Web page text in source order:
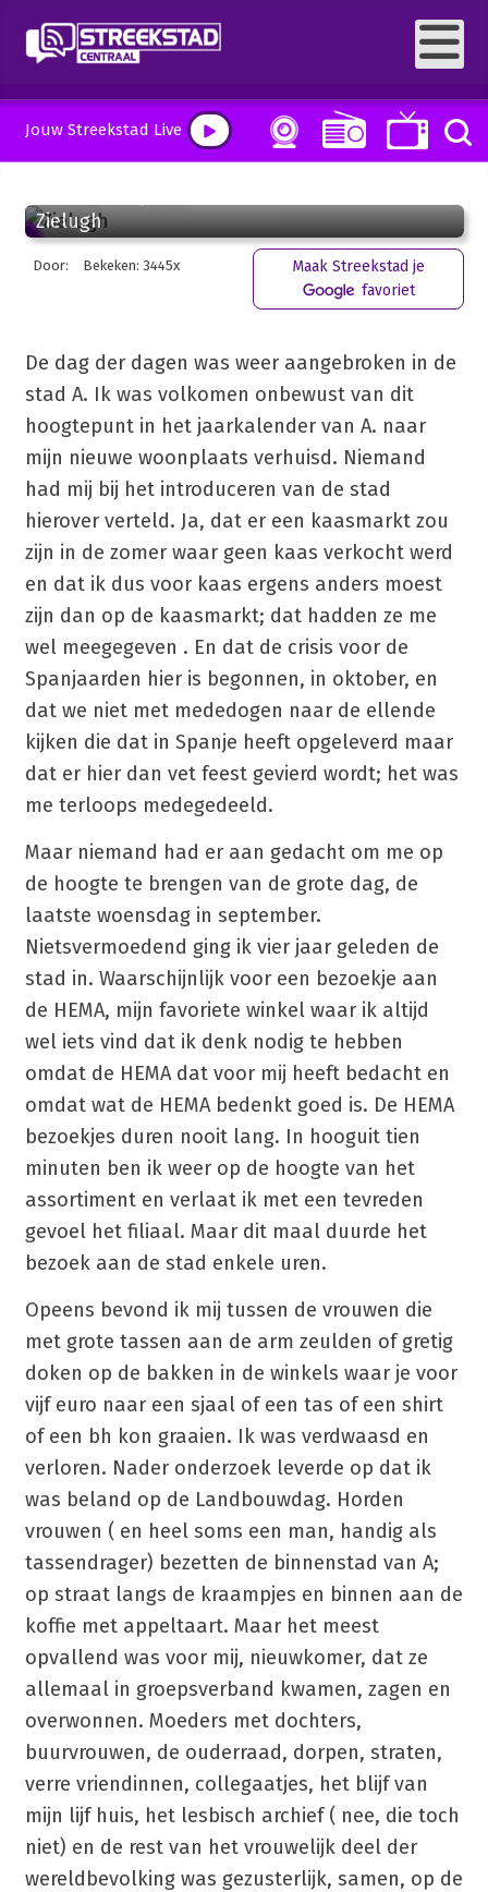
Jouw Streekstad Live
Zielugh
Door: Bekeken: 3445x
Maak Streekstad je
favoriet
De dag der dagen was weer aangebroken in de
stad A. Ik was volkomen onbewust van dit
hoogtepunt in het jaarkalender van A. naar
mijn nieuwe woonplaats verhuisd. Niemand
had mij bij het introduceren van de stad
hierover verteld. Ja, dat er een kaasmarkt zou
zijn in de zomer waar geen kaas verkocht werd
en dat ik dus voor kaas ergens anders moest
zijn dan op de kaasmarkt; dat hadden ze me
wel meegegeven . En dat de crisis voor de
Spanjaarden hier is begonnen, in oktober, en
dat we niet met mededogen naar de ellende
kijken die dat in Spanje heeft opgeleverd maar
dat er hier dan vet feest gevierd wordt; het was
me terloops medegedeeld.
Maar niemand had er aan gedacht om me op
de hoogte te brengen van de grote dag, de
laatste woensdag in september.
Nietsvermoedend ging ik vier jaar geleden de
stad in. Waarschijnlijk voor een bezoekje aan
de HEMA, mijn favoriete winkel waar ik altijd
wel iets vind dat ik denk nodig te hebben
omdat de HEMA dat voor mij heeft bedacht en
omdat wat de HEMA bedenkt goed is. De HEMA
bezoekjes duren nooit lang. In hooguit tien
minuten ben ik weer op de hoogte van het
assortiment en verlaat ik met een tevreden
gevoel het filiaal. Maar dit maal duurde het
bezoek aan de stad enkele uren.
Opeens bevond ik mij tussen de vrouwen die
met grote tassen aan de arm zeulden of gretig
doken op de bakken in de winkels waar je voor
vijf euro naar een sjaal of een tas of een shirt
of een bh kon graaien. Ik was verdwaasd en
verloren. Nader onderzoek leverde op dat ik
was beland op de Landbouwdag. Horden
vrouwen ( en heel soms een man, handig als
tassendrager) bezetten de binnenstad van A;
op straat langs de kraampjes en binnen aan de
koffie met appeltaart. Maar het meest
opvallend was voor mij, nieuwkomer, dat ze
allemaal in groepsverband kwamen, zagen en
overwonnen. Moeders met dochters,
buurvrouwen, de ouderraad, dorpen, straten,
verre vriendinnen, collegaatjes, het blijf van
mijn lijf huis, het lesbisch archief ( nee, die toch
niet) en de rest van het vrouwelijk deel der
wereldbevolking was gezusterlijk, samen, op de